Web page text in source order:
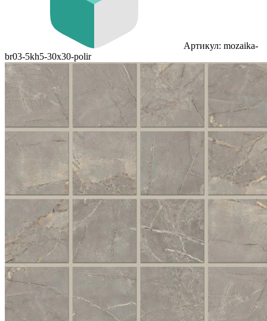
Артикул: mozaika-
br03-5kh5-30x30-polir